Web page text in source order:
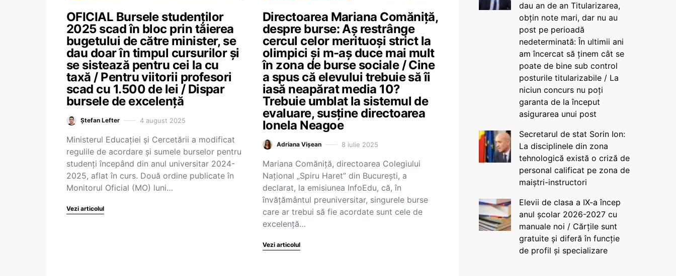
OFICIAL Bursele studenților
2025 scad în bloc prin tăierea
bugetului de către minister, se
dau doar în timpul cursurilor și
se sistează pentru cei la cu
taxă / Pentru viitorii profesori
scad cu 1.500 de lei / Dispar
bursele de excelență
Ștefan Lefter 4 august 2025
Ministerul Educației și Cercetării a modificat
regulile de acordare și sumele burselor pentru
studenți începând din anul universitar 2024-
2025, aflat în curs. Două ordine publicate în
Monitorul Oficial (MO) luni…
Vezi articolul
Directoarea Mariana Comăniță,
despre burse: Aș restrânge
cercul celor merituoși strict la
olimpici și m-aș duce mai mult
în zona de burse sociale / Cine
a spus că elevului trebuie să îi
iasă neapărat media 10?
Trebuie umblat la sistemul de
evaluare, susține directoarea
Ionela Neagoe
Adriana Vișean 8 iulie 2025
Mariana Comăniță, directoarea Colegiului
Național „Spiru Haret” din București, a
declarat, la emisiunea InfoEdu, că, în
învățământul preuniversitar, singurele burse
care ar trebui să fie acordate sunt cele de
excelență…
Vezi articolul
dau an de an Titularizarea,
obțin note mari, dar nu au
post pe perioadă
nedeterminată: În ultimii ani
am încercat să ținem cât se
poate de bine sub control
posturile titularizabile / La
niciun concurs nu poți
garanta de la început
asigurarea unui post
Secretarul de stat Sorin Ion:
La disciplinele din zona
tehnologică există o criză de
personal calificat pe zona de
maiștri-instructori
Elevii de clasa a IX-a încep
anul școlar 2026-2027 cu
manuale noi / Cărțile sunt
gratuite și diferă în funcție
de profil și specializare